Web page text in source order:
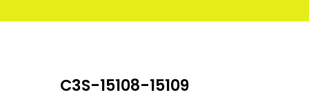
C3S-15108-15109